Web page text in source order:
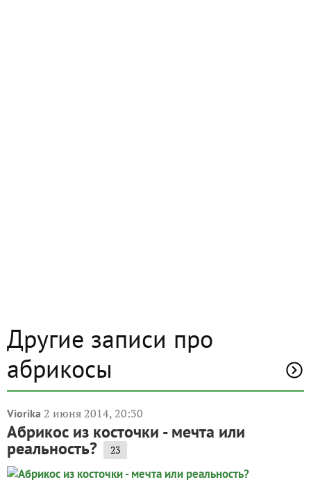
Другие записи про
абрикосы
Viorika 2 июня 2014, 20:30
Абрикос из косточки - мечта или
реальность? 23